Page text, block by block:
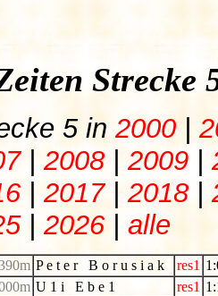
Strecke
5 in 2000 |
| 2008 | 2009 |
| 2017| 2018 |
| 2026 | alle
P e t e r B o r u s i a k res1
U 1 i E b e 1 res1